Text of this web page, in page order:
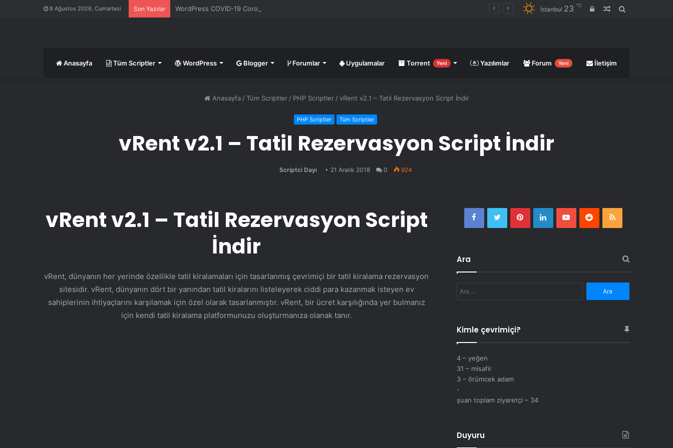
8 Ağustos 2026, Cumartesi Son Yazılar WordPress COVID-19 Corona Canlı Harita Eklentisi v1.0.3 Rastgele
Giriş
İstanbul 23 ℃
Anasayfa Tüm Scriptler WordPress Blogger Forumlar Uygulamalar Torrent Yeni Yazılımlar Forum Yeni İletişim
Anasayfa / Tüm Scriptler / PHP Scriptler / vRent v2.1 – Tatil Rezervasyon Script İndir
PHP Scriptler Tüm Scriptler
vRent v2.1 – Tatil Rezervasyon Script İndir
Scriptci Dayı 21 Aralık 2018 0 924
vRent v2.1 – Tatil Rezervasyon Script
İndir
vRent, dünyanın her yerinde özellikle tatil kiralamaları için tasarlanmış çevrimiçi bir tatil kiralama rezervasyon
sitesidir. vRent, dünyanın dört bir yanından tatil kiralarını listeleyerek ciddi para kazanmak isteyen ev
sahiplerinin ihtiyaçlarını karşılamak için özel olarak tasarlanmıştır. vRent, bir ücret karşılığında yer bulmanız
için kendi tatil kiralama platformunuzu oluşturmanıza olanak tanır.
FacebookTwitterPinterestLinkedInYouTubeRedditRSS
Ara
Kimle çevrimiçi?
4 – yeğen
31 – misafir
3 – örümcek adam
-
şuan toplam ziyaretçi – 34
Duyuru